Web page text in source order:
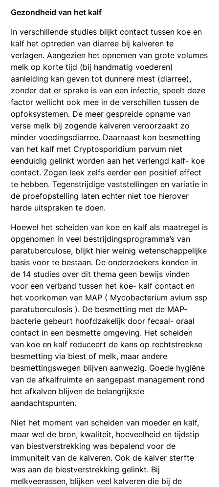
Gezondheid van het kalf
In verschillende studies blijkt contact tussen koe en
kalf het optreden van diarree bij kalveren te
verlagen. Aangezien het opnemen van grote volumes
melk op korte tijd (bij handmatig voederen)
aanleiding kan geven tot dunnere mest (diarree),
zonder dat er sprake is van een infectie, speelt deze
factor wellicht ook mee in de verschillen tussen de
opfoksystemen. De meer gespreide opname van
verse melk bij zogende kalveren veroorzaakt zo
minder voedingsdiarree. Daarnaast kon besmetting
van het kalf met Cryptosporidium parvum niet
eenduidig gelinkt worden aan het verlengd kalf- koe
contact. Zogen leek zelfs eerder een positief effect
te hebben. Tegenstrijdige vaststellingen en variatie in
de proefopstelling laten echter niet toe hierover
harde uitspraken te doen.
Hoewel het scheiden van koe en kalf als maatregel is
opgenomen in veel bestrijdingsprogramma’s van
paratuberculose, blijkt hier weinig wetenschappelijke
basis voor te bestaan. De onderzoekers konden in
de 14 studies over dit thema geen bewijs vinden
voor een verband tussen het koe- kalf contact en
het voorkomen van MAP ( Mycobacterium avium ssp
paratuberculosis ). De besmetting met de MAP-
bacterie gebeurt hoofdzakelijk door fecaal- oraal
contact in een besmette omgeving. Het scheiden
van koe en kalf reduceert de kans op rechtstreekse
besmetting via biest of melk, maar andere
besmettingswegen blijven aanwezig. Goede hygiëne
van de afkalfruimte en aangepast management rond
het afkalven blijven de belangrijkste
aandachtspunten.
Niet het moment van scheiden van moeder en kalf,
maar wel de bron, kwaliteit, hoeveelheid en tijdstip
van biestverstrekking was bepalend voor de
immuniteit van de kalveren. Ook de kalver sterfte
was aan de biestverstrekking gelinkt. Bij
melkveerassen, blijken veel kalveren die bij de